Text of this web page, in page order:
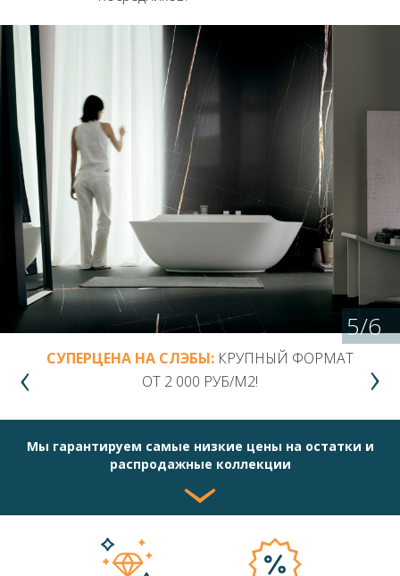
СУПЕРЦЕНА НА СЛЭБЫ: КРУПНЫЙ ФОРМАТ
ОТ 2 000 РУБ/М2!
5/6
Мы гарантируем самые низкие цены на остатки и
распродажные коллекции